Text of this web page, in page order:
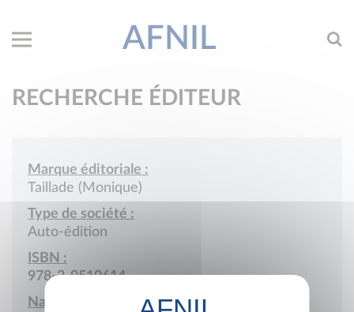
AFNIL
RECHERCHE ÉDITEUR
Marque éditoriale :
Taillade (Monique)
Type de société :
Auto-édition
ISBN :
978-2-9510614
Nationalité :